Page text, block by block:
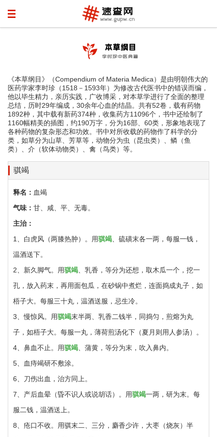
《本草纲目》（Compendium of Materia Medica）是由明朝伟大的
医药学家李时珍（1518－1593年）为修改古代医书中的错误而编，
他以毕生精力，亲历实践，广收博采，对本草学进行了全面的整理
总结，历时29年编成，30余年心血的结晶。共有52卷，载有药物
1892种，其中载有新药374种，收集药方11096个，书中还绘制了
1160幅精美的插图，约190万字，分为16部、60类，形象地表现了
各种药物的复杂形态和功效。书中对所收载的药物作了科学的分
类，如草分为山草、芳草等，动物分为虫（昆虫类）、鳞（鱼
类）、介（软体动物类）、禽（鸟类）等。
骐竭
释名： 血竭
气味： 甘、咸、平、无毒。
主治：
1、白虎风（两膝热肿）。用骐竭 、硫磺末各一两，每服一钱，
温酒送下。
2、新久脚气。用骐竭 、乳香，等分为还想，取木瓜一个，挖一
孔，放入药末，再用面包瓜，在砂锅中煮烂，连面捣成丸子，如
梧子大。每服三十丸，温酒送服，忌生冷。
3、慢惊风。用骐竭末半两、乳香二钱半，同捣匀，煎熔为丸
子，如梧子大。每服一丸，薄荷煎汤化下（夏月则用人参汤）。
4、鼻血不止。用骐竭 、蒲黄，等分为末，吹入鼻内。
5、血痔竭研不敷涂。
6、刀伤出血，治方同上。
7、产后血晕（昏不识人或说胡话）。用骐竭一两，研为末。每
服二钱，温酒送上。
8、疮口不收。用骐末二、三分，麝香少许，大枣（烧灰）半